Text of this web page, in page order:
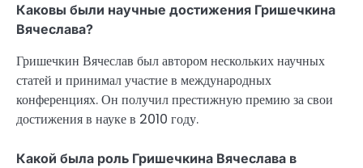
Каковы были научные достижения Гришечкина
Вячеслава?
Гришечкин Вячеслав был автором нескольких научных
статей и принимал участие в международных
конференциях. Он получил престижную премию за свои
достижения в науке в 2010 году.
Какой была роль Гришечкина Вячеслава в